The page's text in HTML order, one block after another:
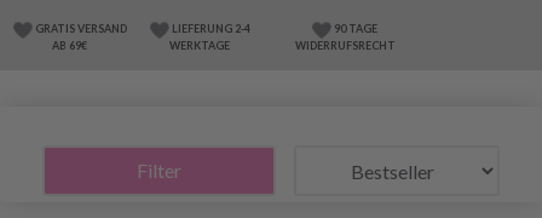
GRATIS VERSAND
AB 69€
LIEFERUNG 2-4
WERKTAGE
90 TAGE
WIDERRUFSRECHT
Filter